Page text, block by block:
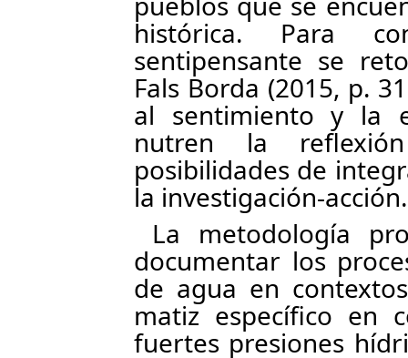
histórica. Para
sentipensante se
Fals Borda (2015, p.
al sentimiento y la
nutren la
posibilidades de
la investigación-acción.
La metodología
documentar los
de agua en
matiz específico en
fuertes presiones